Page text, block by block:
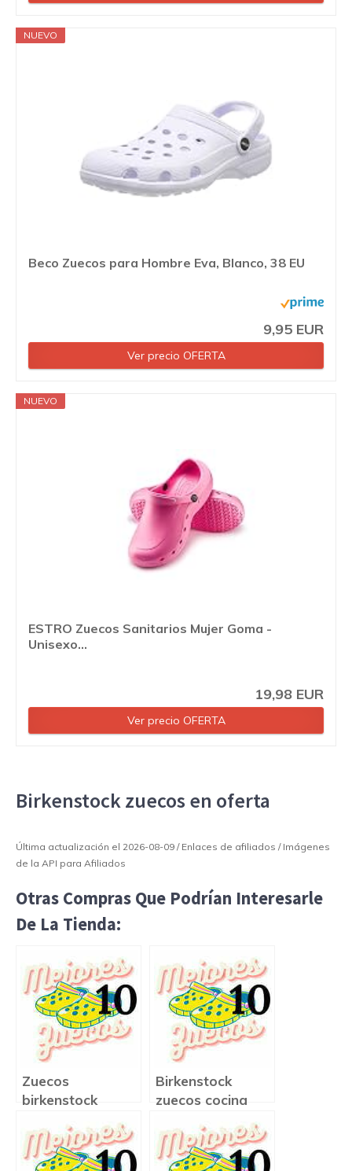
NUEVO
Beco Zuecos para Hombre Eva, Blanco, 38 EU
9,95 EUR
Ver precio OFERTA
NUEVO
ESTRO Zuecos Sanitarios Mujer Goma -
Unisexo...
19,98 EUR
Ver precio OFERTA
Birkenstock zuecos en oferta
Última actualización el 2026-08-09 / Enlaces de afiliados / Imágenes
de la API para Afiliados
Otras Compras Que Podrían Interesarle
De La Tienda:
Zuecos
birkenstock
Birkenstock
zuecos cocina